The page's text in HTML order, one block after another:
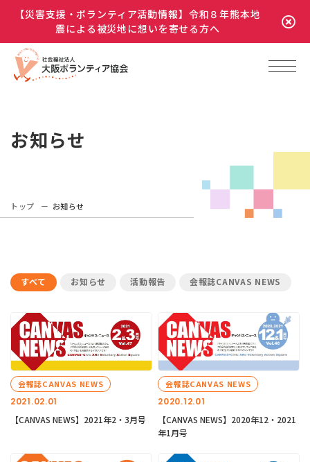
【災害支援・ボランティア活動情報】令和８年熊本地
震による被災地に想いを寄せる方へ
お知らせ
トップ お知らせ
すべて お知らせ 活動報告 会報誌CANVAS NEWS
2021.02.01
会報誌CANVAS NEWS
【CANVAS NEWS】2021年2・3月号
2020.12.01
会報誌CANVAS NEWS
【CANVAS NEWS】2020年12・2021
年1月号